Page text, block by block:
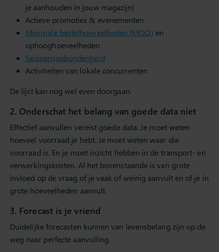
je aanhouden in jouw magazijn)
Actieve promoties & evenementen
Minimale bestelhoeveelheden (MOQ) en
ophooghoeveelheden
Seizoensgebondenheid
Activiteiten van lokale concurrenten
De lijst kan nog wel even doorgaan.
2. Onderschat het belang van goede data niet
Effectief aanvullen vereist goede data. Je moet weten
hoeveel voorraad je hebt. Je moet weten waar die
voorraad is. En je moet inzicht hebben in de transport- en
verwerkingskosten. Al het bovenstaande is van grote
invloed op de vraag of je vaak of weinig aanvult en of je in
grote hoeveelheden aanvult.
3. Forecast is je vriend
Duidelijke forecasten kunnen van levensbelang zijn op de
weg naar perfecte aanvulling.